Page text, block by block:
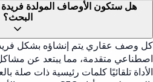
هل ستكون الأوصاف المولدة
البحث؟
كل وصف عقاري يتم إنشاؤه بشكل فريد
اصطناعي متقدمة، مما يبتعد عن
الأداة تلقائيًا كلمات رئيسية ذات